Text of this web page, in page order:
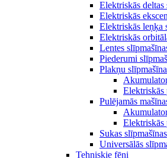
Elektriskās deltas
Elektriskās
Elektriskās leņķa
Elektriskās
Lentes
Piederumi
Plakņu
Elektriskās
Pulējamās
Elektriskās
Sukas slīpmašīnas
Universālās
Tehniskie fēni